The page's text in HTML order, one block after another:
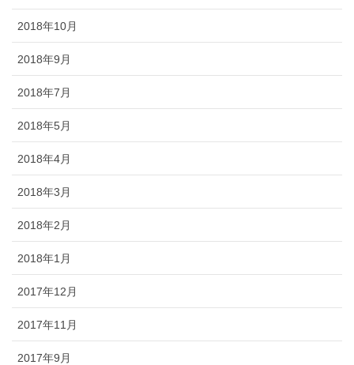
2018年10月
2018年9月
2018年7月
2018年5月
2018年4月
2018年3月
2018年2月
2018年1月
2017年12月
2017年11月
2017年9月